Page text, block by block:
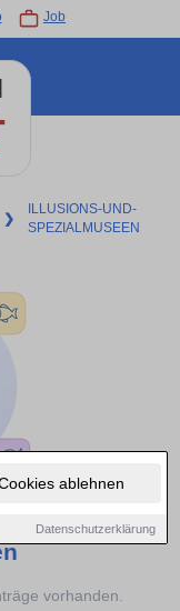
ablehnen
Datenschutzerklärung
Job
❯
ILLUSIONS-UND-
SPEZIALMUSEEN
vorhanden.